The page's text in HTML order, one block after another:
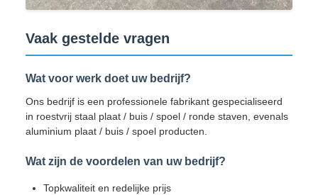
Vaak gestelde vragen
Wat voor werk doet uw bedrijf?
Ons bedrijf is een professionele fabrikant gespecialiseerd
in roestvrij staal plaat / buis / spoel / ronde staven, evenals
aluminium plaat / buis / spoel producten.
Wat zijn de voordelen van uw bedrijf?
Topkwaliteit en redelijke prijs